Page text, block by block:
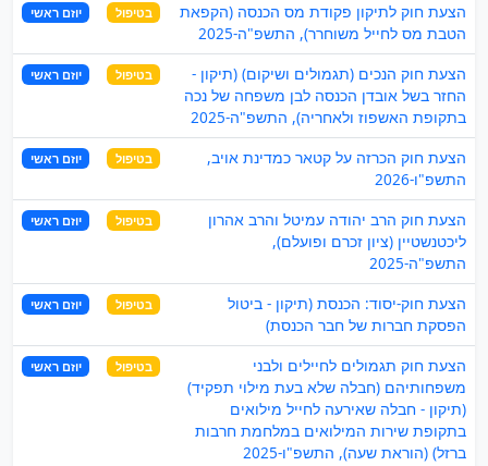
הצעת חוק לתיקון פקודת מס הכנסה (הקפאת
הטבת מס לחייל משוחרר), התשפ"ה-2025
בטיפול יוזם ראשי
הצעת חוק הנכים (תגמולים ושיקום) (תיקון -
החזר בשל אובדן הכנסה לבן משפחה של נכה
בתקופת האשפוז ולאחריה), התשפ"ה-2025
בטיפול יוזם ראשי
הצעת חוק הכרזה על קטאר כמדינת אויב,
התשפ"ו-2026
בטיפול יוזם ראשי
הצעת חוק הרב יהודה עמיטל והרב אהרון
ליכטנשטיין (ציון זכרם ופועלם),
התשפ"ה-2025
בטיפול יוזם ראשי
הצעת חוק-יסוד: הכנסת (תיקון - ביטול
הפסקת חברות של חבר הכנסת)
בטיפול יוזם ראשי
הצעת חוק תגמולים לחיילים ולבני
משפחותיהם (חבלה שלא בעת מילוי תפקיד)
(תיקון - חבלה שאירעה לחייל מילואים
בתקופת שירות המילואים במלחמת חרבות
ברזל) (הוראת שעה), התשפ"ו-2025
בטיפול יוזם ראשי